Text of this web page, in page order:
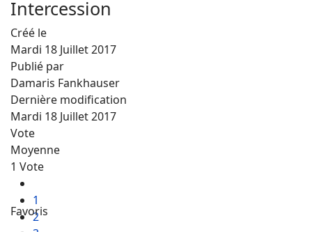
Intercession
Créé le
Mardi 18 Juillet 2017
Publié par
Damaris Fankhauser
Dernière modification
Mardi 18 Juillet 2017
Vote
Moyenne
1 Vote
1
2
Favoris